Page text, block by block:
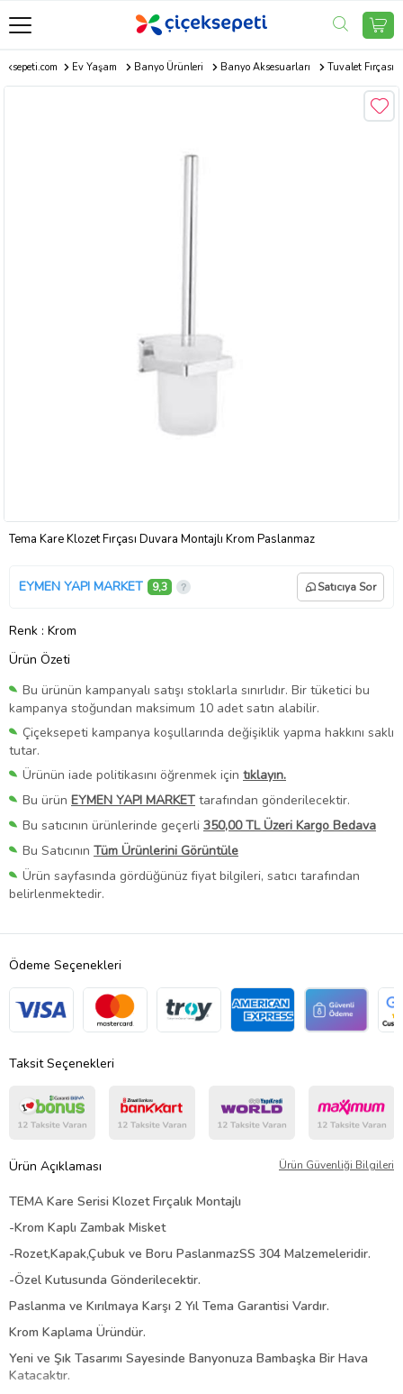
Ev Yaşam Banyo Ürünleri Banyo Aksesuarları Tuvalet Fırçası
Tema Kare Klozet Fırçası Duvara Montajlı Krom Paslanmaz
EYMEN YAPI MARKET 9,3 Satıcıya Sor
Renk : Krom
Ürün Özeti
Bu ürünün kampanyalı satışı stoklarla sınırlıdır. Bir tüketici bu
kampanya stoğundan maksimum 10 adet satın alabilir.
Çiçeksepeti kampanya koşullarında değişiklik yapma hakkını saklı
tutar.
Ürünün iade politikasını öğrenmek için tıklayın.
Bu ürün EYMEN YAPI MARKET tarafından gönderilecektir.
Bu satıcının ürünlerinde geçerli 350,00 TL Üzeri Kargo Bedava
Bu Satıcının Tüm Ürünlerini Görüntüle
Ürün sayfasında gördüğünüz fiyat bilgileri, satıcı tarafından
belirlenmektedir.
Ödeme Seçenekleri
Taksit Seçenekleri
Ürün Açıklaması Ürün Güvenliği Bilgileri
TEMA Kare Serisi Klozet Fırçalık Montajlı
-Krom Kaplı Zambak Misket
-Rozet,Kapak,Çubuk ve Boru PaslanmazSS 304 Malzemeleridir.
-Özel Kutusunda Gönderilecektir.
Paslanma ve Kırılmaya Karşı 2 Yıl Tema Garantisi Vardır.
Krom Kaplama Üründür.
Yeni ve Şık Tasarımı Sayesinde Banyonuza Bambaşka Bir Hava
Katacaktır.